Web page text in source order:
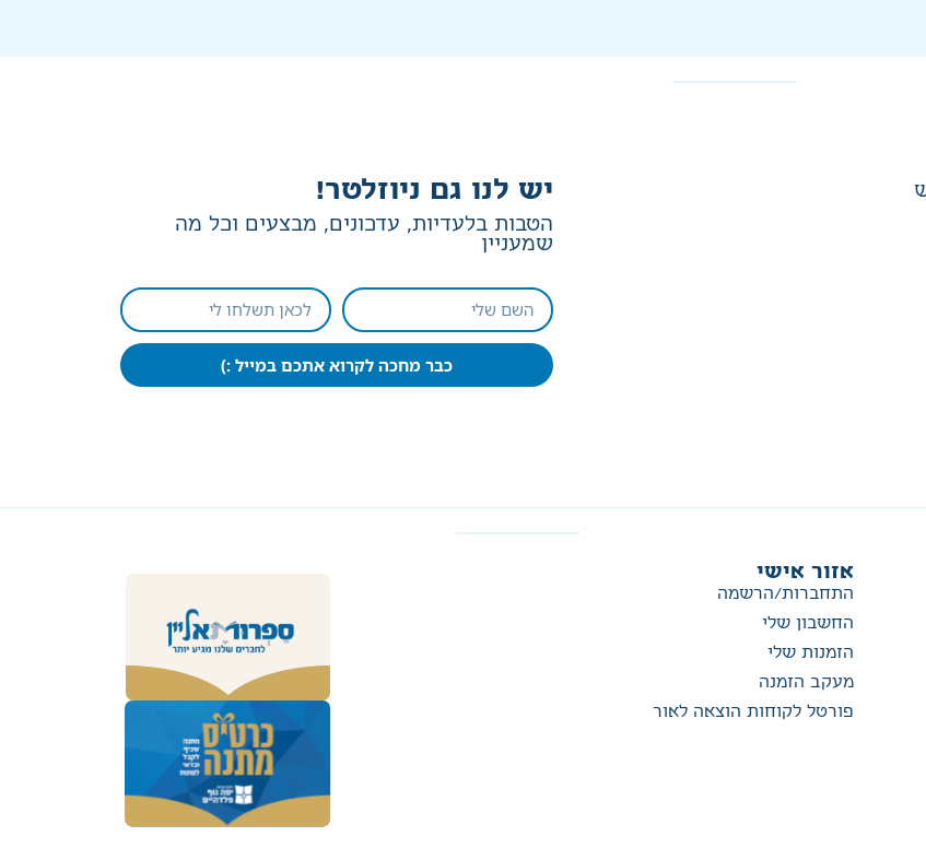
יש לנו גם ניוזלטר!
הטבות בלעדיות, עדכונים, מבצעים וכל מה
שמעניין
כבר מחכה לקרוא אתכם במייל :)
אזור אישי
התחברות/הרשמה
החשבון שלי
הזמנות שלי
מעקב הזמנה
פורטל לקוחות הוצאה לאור